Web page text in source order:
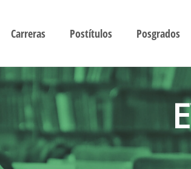
Carreras Postítulos Posgrados